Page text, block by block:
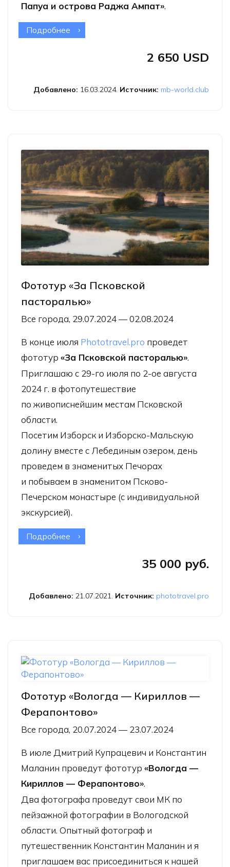
Папуа и острова Раджа Ампат».
Подробнее о Фототур «Западная Папуа и
2 650 USD
Добавлено: 16.03.2024. Источник: mb-world.club
Фототур «За Псковской
пасторалью»
Все города, 29.07.2024 — 02.08.2024
В конце июля Phototravel.pro проведет
фототур «За Псковской пасторалью».
Приглашаю с 29-го июля по 2-ое августа
2024 г. в фотопутешествие
по живописнейшим местам Псковской
области.
Посетим Изборск и Изборско-Мальскую
долину вместе с Лебединым озером, день
проведем в знаменитых Печорах
и побываем в знаменитом Псково-
Печерском монастыре (с индивидуальной
экскурсией).
Подробнее о Фототур «За Псковской
35 000 руб.
Добавлено: 21.07.2021. Источник: phototravel.pro
Фототур «Вологда — Кириллов —
Ферапонтово»
Все города, 20.07.2024 — 23.07.2024
В июле Дмитрий Купрацевич и Константин
Маланин проведут фототур «Вологда —
Кириллов — Ферапонтово».
Два фотографа проведут свои МК по
пейзажной фотографии в Вологодской
области. Опытный фотограф и
путешественник Константин Маланин и я
приглашаем вас присоединиться к нашей